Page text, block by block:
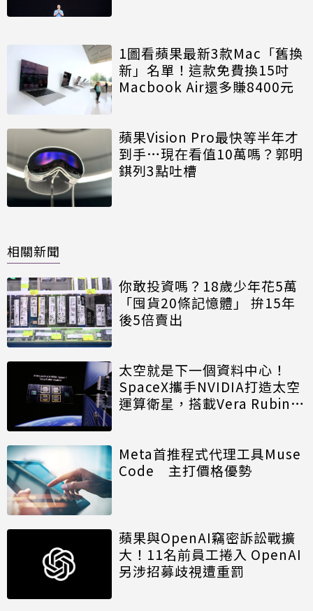
1圖看蘋果最新3款Mac「舊換
新」名單！這款免費換15吋
Macbook Air還多賺8400元
蘋果Vision Pro最快等半年才
到手…現在看值10萬嗎？郭明
錤列3點吐槽
相關新聞
你敢投資嗎？18歲少年花5萬
「囤貨20條記憶體」 拚15年
後5倍賣出
太空就是下一個資料中心！
SpaceX攜手NVIDIA打造太空
運算衛星，搭載Vera Rubin運
Meta首推程式代理工具Muse
Code 主打價格優勢
蘋果與OpenAI竊密訴訟戰擴
大！11名前員工捲入 OpenAI
另涉招募歧視遭重罰